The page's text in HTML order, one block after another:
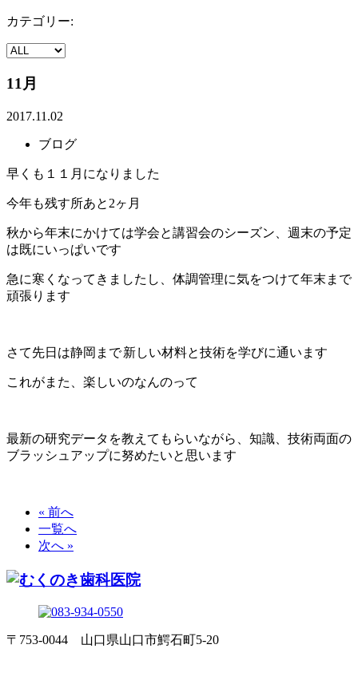
カテゴリー:
11月
2017.11.02
ブログ
早くも１１月になりました
今年も残す所あと2ヶ月
秋から年末にかけては学会と講習会のシーズン、週末の予定
は既にいっぱいです
急に寒くなってきましたし、体調管理に気をつけて年末まで
頑張ります
さて先日は静岡まで新しい材料と技術を学びに通います
これがまた、楽しいのなんのって
最新の研究データを教えてもらいながら、知識、技術両面の
ブラッシュアップに努めたいと思います
« 前へ
一覧へ
次へ »
〒753-0044 山口県山口市鰐石町5-20